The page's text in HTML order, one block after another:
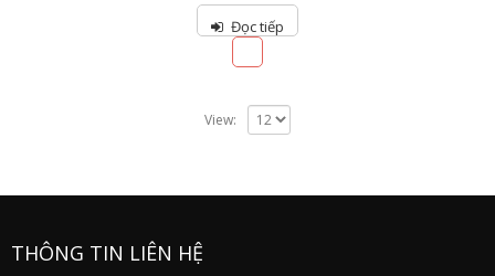
of
Đọc tiếp
View:
THÔNG TIN LIÊN HỆ